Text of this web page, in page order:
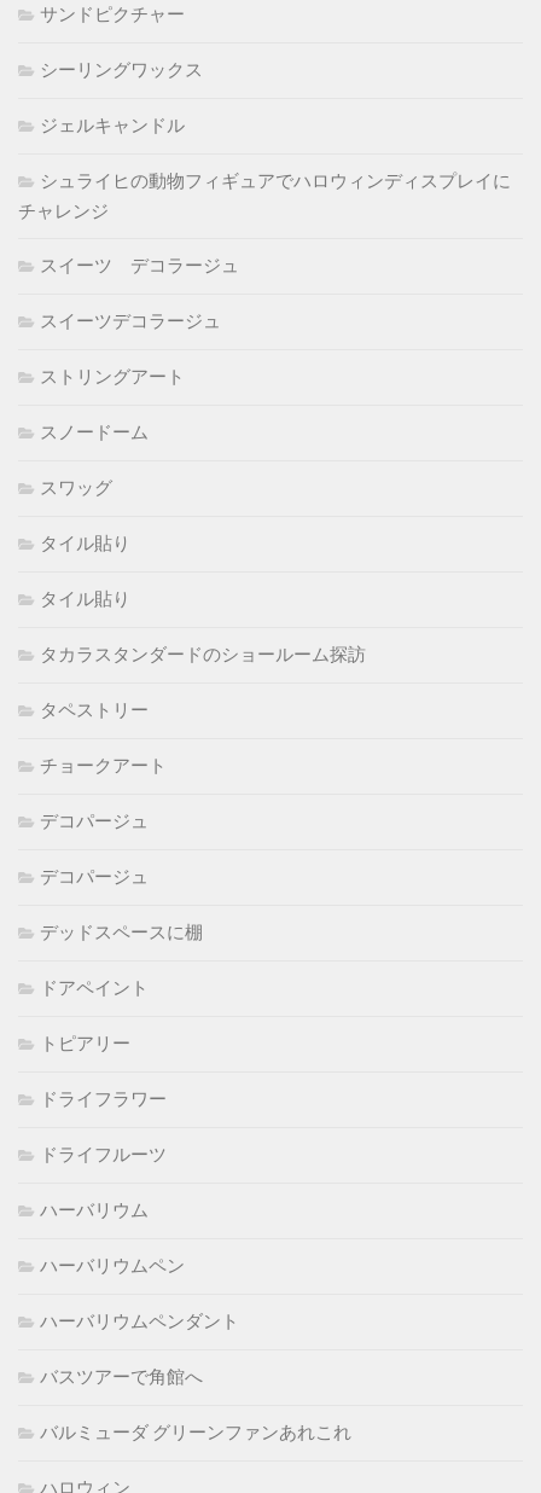
サンドピクチャー
シーリングワックス
ジェルキャンドル
シュライヒの動物フィギュアでハロウィンディスプレイに
チャレンジ
スイーツ デコラージュ
スイーツデコラージュ
ストリングアート
スノードーム
スワッグ
タイル貼り
タイル貼り
タカラスタンダードのショールーム探訪
タペストリー
チョークアート
デコパージュ
デコパージュ
デッドスペースに棚
ドアペイント
トピアリー
ドライフラワー
ドライフルーツ
ハーバリウム
ハーバリウムペン
ハーバリウムペンダント
バスツアーで角館へ
バルミューダ グリーンファンあれこれ
ハロウィン